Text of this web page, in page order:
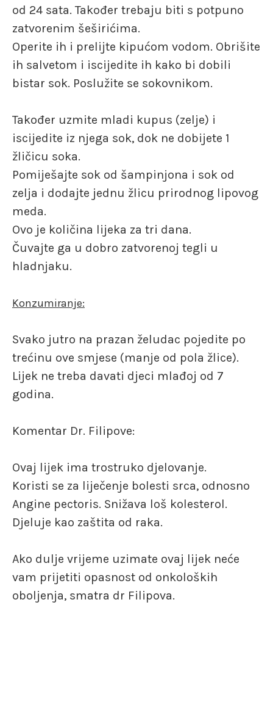
od 24 sata. Također trebaju biti s potpuno
zatvorenim šeširićima.
Operite ih i prelijte kipućom vodom. Obrišite
ih salvetom i iscijedite ih kako bi dobili
bistar sok. Poslužite se sokovnikom.
Također uzmite mladi kupus (zelje) i
iscijedite iz njega sok, dok ne dobijete 1
žličicu soka.
Pomiješajte sok od šampinjona i sok od
zelja i dodajte jednu žlicu prirodnog lipovog
meda.
Ovo je količina lijeka za tri dana.
Čuvajte ga u dobro zatvorenoj tegli u
hladnjaku.
Konzumiranje:
Svako jutro na prazan želudac pojedite po
trećinu ove smjese (manje od pola žlice).
Lijek ne treba davati djeci mlađoj od 7
godina.
Komentar Dr. Filipove:
Ovaj lijek ima trostruko djelovanje.
Koristi se za liječenje bolesti srca, odnosno
Angine pectoris. Snižava loš kolesterol.
Djeluje kao zaštita od raka.
Ako dulje vrijeme uzimate ovaj lijek neće
vam prijetiti opasnost od onkoloških
oboljenja, smatra dr Filipova.